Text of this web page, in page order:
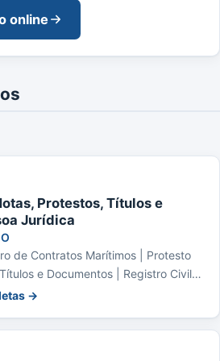
online
Protestos, Títulos e
Jurídica
de Contratos Marítimos | Protesto
e Documentos | Registro Civil
→